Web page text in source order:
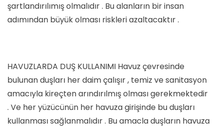
şartlandırılımış olmalıdır . Bu alanların bir insan
adımından büyük olması riskleri azaltacaktır .
HAVUZLARDA DUŞ KULLANIMI Havuz çevresinde
bulunan duşları her daim çalışır , temiz ve sanitasyon
amacıyla kireçten arındırılmış olması gerekmektedir
. Ve her yüzücünün her havuza girişinde bu duşları
kullanması sağlanmalıdır . Bu amacla duşların havuza